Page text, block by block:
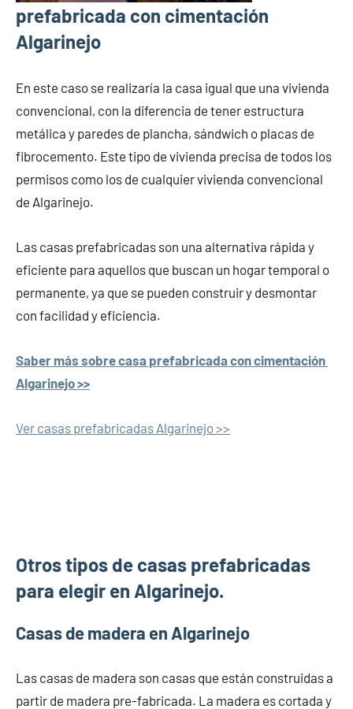
prefabricada con cimentación
Algarinejo
En este caso se realizaría la casa igual que una vivienda
convencional, con la diferencia de tener estructura
metálica y paredes de plancha, sándwich o placas de
fibrocemento. Este tipo de vivienda precisa de todos los
permisos como los de cualquier vivienda convencional
de Algarinejo.
Las casas prefabricadas son una alternativa rápida y
eficiente para aquellos que buscan un hogar temporal o
permanente, ya que se pueden construir y desmontar
con facilidad y eficiencia.
Saber más sobre casa prefabricada con cimentación
Algarinejo >>
Ver casas prefabricadas Algarinejo >>
Otros tipos de casas prefabricadas
para elegir en Algarinejo.
Casas de madera en Algarinejo
Las casas de madera son casas que están construidas a
partir de madera pre-fabricada. La madera es cortada y